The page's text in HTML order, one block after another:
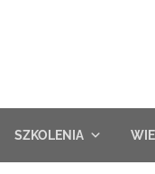
SZKOLENIA